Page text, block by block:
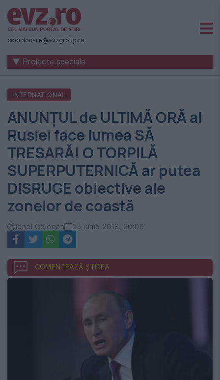
Știri
naționale
internaționale
România
-
Evenimentul
Zilei
coordonare@evzgroup.ro
▼ Proiecte speciale
INTERNATIONAL
ANUNȚUL de ULTIMĂ ORĂ al
Rusiei face lumea SĂ
TRESARĂ! O TORPILĂ
SUPERPUTERNICĂ ar putea
DISRUGE obiective ale
zonelor de coastă
Ionel Gologan 25 iunie 2018, 20:06
COMENTEAZĂ ȘTIREA